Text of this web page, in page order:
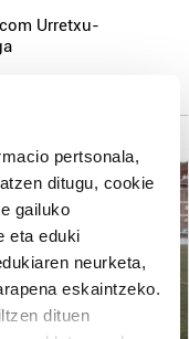
pertsonala,
ditugu, cookie
gailuko
eta eduki
neurketa,
eskaintzeko.
dituen
Urretxu-